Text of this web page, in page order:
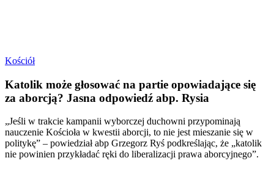
Kościół
Katolik może głosować na partie opowiadające się
za aborcją? Jasna odpowiedź abp. Rysia
„Jeśli w trakcie kampanii wyborczej duchowni przypominają
nauczenie Kościoła w kwestii aborcji, to nie jest mieszanie się w
politykę” – powiedział abp Grzegorz Ryś podkreślając, że „katolik
nie powinien przykładać ręki do liberalizacji prawa aborcyjnego”.